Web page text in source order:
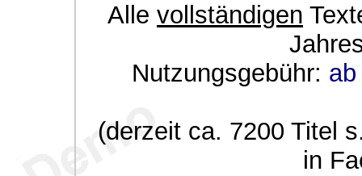
Alle vollständigen
Nutzungsgebühr:
(derzeit ca. 7200 Titel
in